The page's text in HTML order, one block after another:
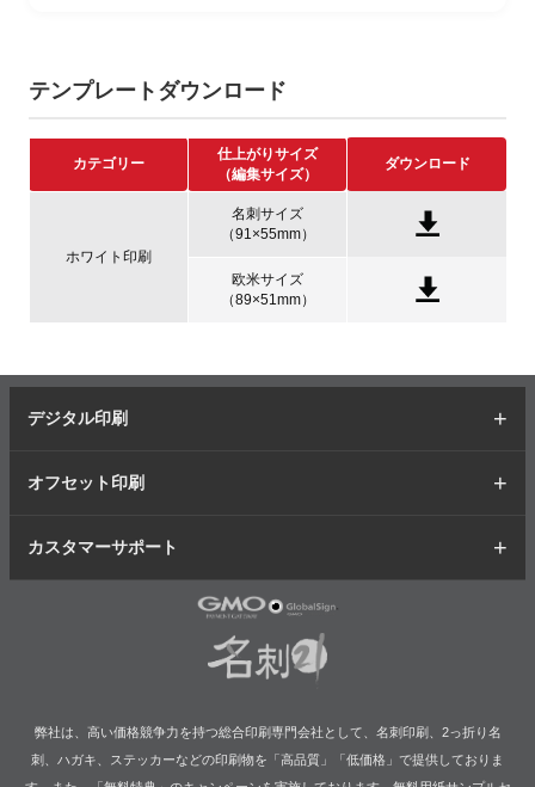
テンプレートダウンロード
カテゴリー
仕上がりサイズ
（編集サイズ）
ダウンロード
ホワイト印刷
名刺サイズ
（91×55mm）
欧米サイズ
（89×51mm）
デジタル印刷
オフセット印刷
カスタマーサポート
弊社は、高い価格競争力を持つ総合印刷専門会社として、名刺印刷、2っ折り名
刺、ハガキ、ステッカーなどの印刷物を「高品質」「低価格」で提供しておりま